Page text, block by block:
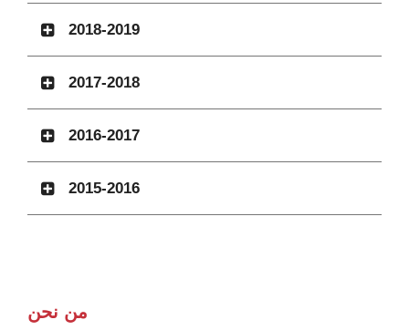
2018-2019
2017-2018
2016-2017
2015-2016
من نحن